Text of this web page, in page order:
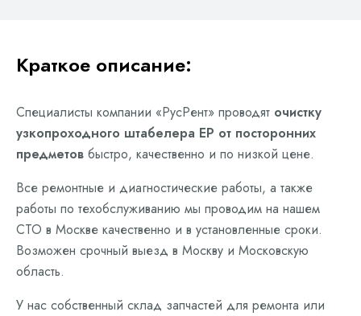
Краткое описание:
Специалисты компании «РусРент» проводят очистку
узкопроходного штабелера EP от посторонних
предметов быстро, качественно и по низкой цене.
Все ремонтные и диагностические работы, а также
работы по техобслуживанию мы проводим на нашем
СТО в Москве качественно и в установленные сроки.
Возможен срочный выезд в Москву и Московскую
область.
У нас собственный склад запчастей для ремонта или